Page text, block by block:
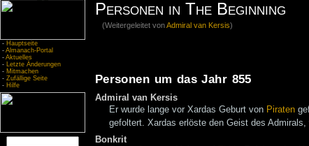
- Hauptseite
- Almanach-Portal
- Aktuelles
- Letzte Änderungen
- Mitmachen
- Zufällige Seite
- Hilfe
Personen in The Beginning
(Weitergeleitet vonAdmiral van Kersis)
Personen um das Jahr 855
Admiral van Kersis
Er wurde lange vor Xardas Geburt von Piraten
gefoltert. Xardas erlöste den Geist des
Bonkrit